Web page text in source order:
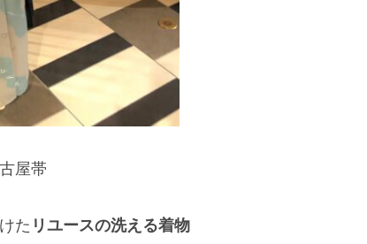
屋帯
た リユースの洗える着物